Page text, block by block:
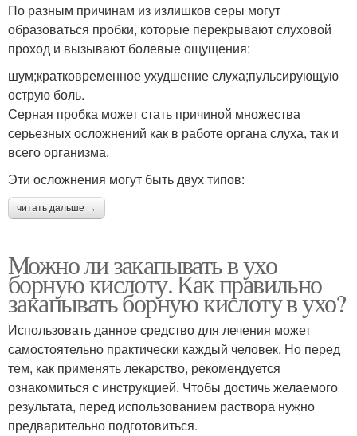
По разным причинам из излишков серы могут
образоваться пробки, которые перекрывают слуховой
проход и вызывают болевые ощущения:
шум;кратковременное ухудшение слуха;пульсирующую
острую боль.
Серная пробка может стать причиной множества
серьезных осложнений как в работе органа слуха, так и
всего организма.
Эти осложнения могут быть двух типов:
читать дальше →
Можно ли закапывать в ухо
борную кислоту. Как правильно
закапывать борную кислоту в ухо?
Использовать данное средство для лечения может
самостоятельно практически каждый человек. Но перед
тем, как применять лекарство, рекомендуется
ознакомиться с инструкцией. Чтобы достичь желаемого
результата, перед использованием раствора нужно
предварительно подготовиться.